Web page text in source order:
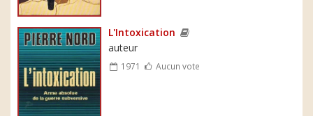
L'Intoxication
auteur
1971 Aucun vote